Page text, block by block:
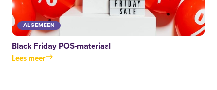
ALGEMEEN
Black Friday POS-materiaal
Lees meer